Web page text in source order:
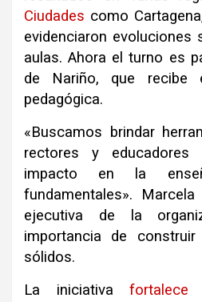
Ciudades como
evidenciaron evoluciones
aulas.Ahora el turno es
de Nariño, que recibe
pedagógica.
«Buscamos brindar
rectores y educadores
impacto en la
fundamentales».
ejecutiva de la
importancia de construir
sólidos.
La iniciativa fortalece